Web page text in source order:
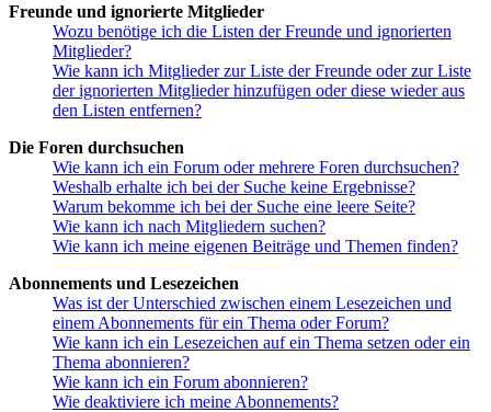
Freunde und ignorierte Mitglieder
Wozu benötige ich die Listen der Freunde und ignorierten
Mitglieder?
Wie kann ich Mitglieder zur Liste der Freunde oder zur Liste
der ignorierten Mitglieder hinzufügen oder diese wieder aus
den Listen entfernen?
Die Foren durchsuchen
Wie kann ich ein Forum oder mehrere Foren durchsuchen?
Weshalb erhalte ich bei der Suche keine Ergebnisse?
Warum bekomme ich bei der Suche eine leere Seite?
Wie kann ich nach Mitgliedern suchen?
Wie kann ich meine eigenen Beiträge und Themen finden?
Abonnements und Lesezeichen
Was ist der Unterschied zwischen einem Lesezeichen und
einem Abonnements für ein Thema oder Forum?
Wie kann ich ein Lesezeichen auf ein Thema setzen oder ein
Thema abonnieren?
Wie kann ich ein Forum abonnieren?
Wie deaktiviere ich meine Abonnements?